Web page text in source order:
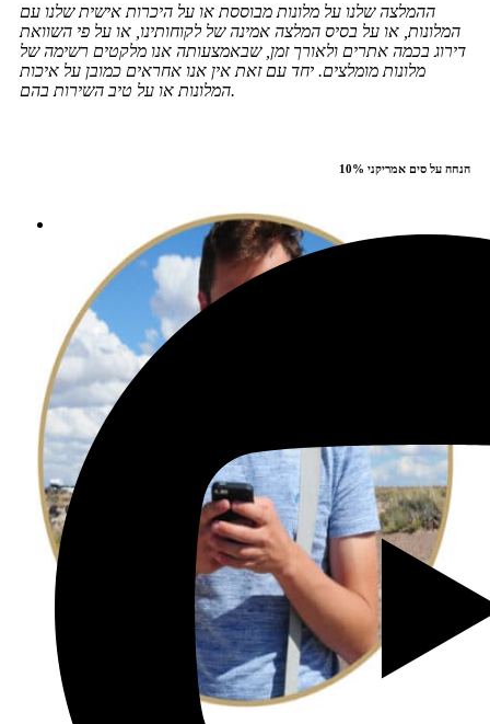
ההמלצה שלנו על מלונות מבוססת או על היכרות אישית שלנו עם
המלונות, או על בסיס המלצה אמינה של לקוחותינו, או על פי השוואת
דירוג בכמה אתרים ולאורך זמן, שבאמצעותה אנו מלקטים רשימה של
מלונות מומלצים. יחד עם זאת אין אנו אחראים כמובן על איכות
המלונות או על טיב השירות בהם.
10% הנחה על סים אמריקני